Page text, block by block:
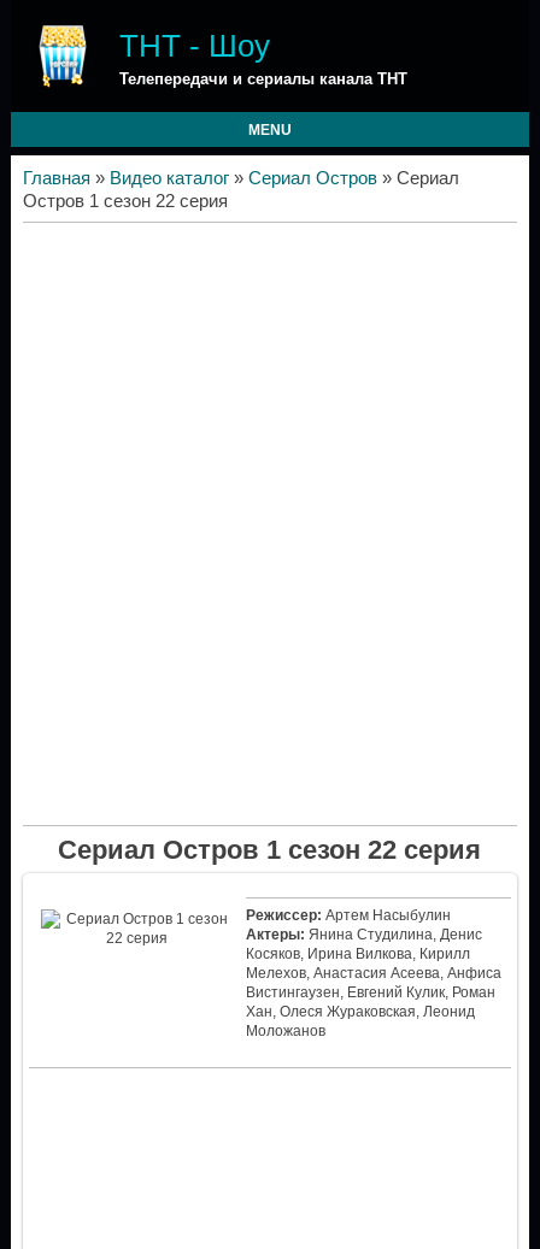
ТНТ - Шоу
Телепередачи и сериалы канала ТНТ
MENU
Главная » Видео каталог» Сериал Остров» Сериал
Остров 1 сезон 22 серия
Сериал Остров 1 сезон 22 серия
Режиссер: Артем Насыбулин
Актеры: Янина Студилина, Денис
Косяков, Ирина Вилкова, Кирилл
Мелехов, Анастасия Асеева, Анфиса
Вистингаузен, Евгений Кулик, Роман
Хан, Олеся Жураковская, Леонид
Моложанов